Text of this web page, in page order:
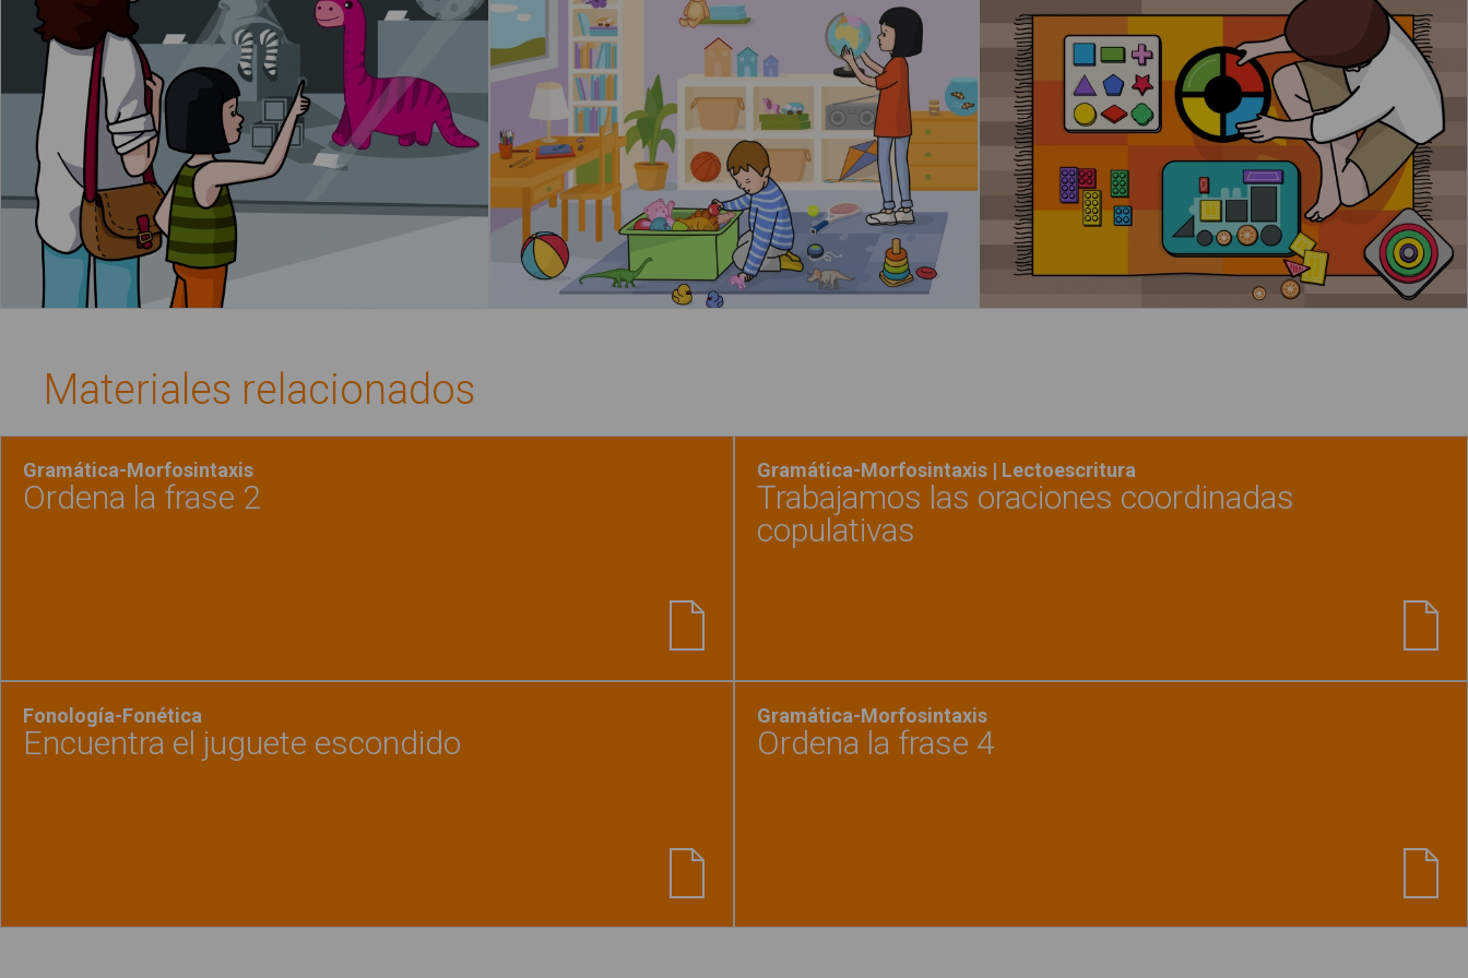
Leer más acerca de "La niña quiere un
La niña quiere un dinosaurio
Leer más
Los niños recogen el cuarto Un niño juega en la alfombra con sus juguetes
Materiales relacionados
Gramática-Morfosintaxis
Ordena la frase 2
Gramática-Morfosintaxis | Lectoescritura
Trabajamos las oraciones coordinadas
copulativas
Fonología-Fonética
Encuentra el juguete escondido
Gramática-Morfosintaxis
Ordena la frase 4